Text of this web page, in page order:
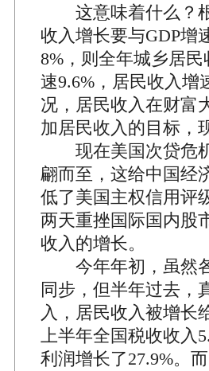
这意味着什么？根
收入增长要与GDP增
8%，则全年城乡居
速9.6%，居民收入增
况，居民收入在财富
加居民收入的目标，
现在美国次贷危机
翩而至，这给中国经
低了美国主权信用评
两天重挫国际国内股
收入的增长。
今年年初，虽然各
同步，但半年过去，
入，居民收入被增长
上半年全国税收收入
利润增长了27.9%。